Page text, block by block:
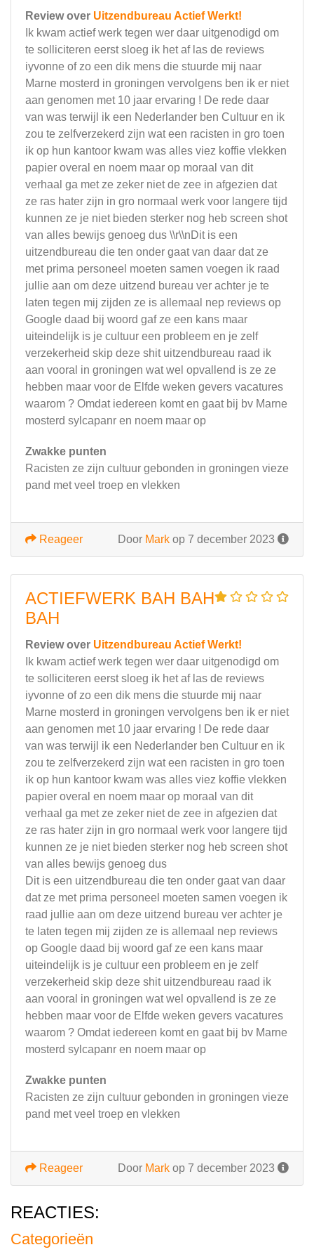
Categorieën
Review over Uitzendbureau Actief Werkt!
Ik kwam actief werk tegen wer daar uitgenodigd om
te solliciteren eerst sloeg ik het af las de reviews
iyvonne of zo een dik mens die stuurde mij naar
Marne mosterd in groningen vervolgens ben ik er niet
aan genomen met 10 jaar ervaring ! De rede daar
van was terwijl ik een Nederlander ben Cultuur en ik
zou te zelfverzekerd zijn wat een racisten in gro toen
ik op hun kantoor kwam was alles viez koffie vlekken
papier overal en noem maar op moraal van dit
verhaal ga met ze zeker niet de zee in afgezien dat
ze ras hater zijn in gro normaal werk voor langere tijd
kunnen ze je niet bieden sterker nog heb screen shot
van alles bewijs genoeg dus \\r\\nDit is een
uitzendbureau die ten onder gaat van daar dat ze
met prima personeel moeten samen voegen ik raad
jullie aan om deze uitzend bureau ver achter je te
laten tegen mij zijden ze is allemaal nep reviews op
Google daad bij woord gaf ze een kans maar
uiteindelijk is je cultuur een probleem en je zelf
verzekerheid skip deze shit uitzendbureau raad ik
aan vooral in groningen wat wel opvallend is ze ze
hebben maar voor de Elfde weken gevers vacatures
waarom ? Omdat iedereen komt en gaat bij bv Marne
mosterd sylcapanr en noem maar op
Zwakke punten
Racisten ze zijn cultuur gebonden in groningen vieze
pand met veel troep en vlekken
Door Mark op 7 december 2023
Reageer
ACTIEFWERK BAH BAH
BAH
Review over Uitzendbureau Actief Werkt!
Ik kwam actief werk tegen wer daar uitgenodigd om
te solliciteren eerst sloeg ik het af las de reviews
iyvonne of zo een dik mens die stuurde mij naar
Marne mosterd in groningen vervolgens ben ik er niet
aan genomen met 10 jaar ervaring ! De rede daar
van was terwijl ik een Nederlander ben Cultuur en ik
zou te zelfverzekerd zijn wat een racisten in gro toen
ik op hun kantoor kwam was alles viez koffie vlekken
papier overal en noem maar op moraal van dit
verhaal ga met ze zeker niet de zee in afgezien dat
ze ras hater zijn in gro normaal werk voor langere tijd
kunnen ze je niet bieden sterker nog heb screen shot
van alles bewijs genoeg dus
Dit is een uitzendbureau die ten onder gaat van daar
dat ze met prima personeel moeten samen voegen ik
raad jullie aan om deze uitzend bureau ver achter je
te laten tegen mij zijden ze is allemaal nep reviews
op Google daad bij woord gaf ze een kans maar
uiteindelijk is je cultuur een probleem en je zelf
verzekerheid skip deze shit uitzendbureau raad ik
aan vooral in groningen wat wel opvallend is ze ze
hebben maar voor de Elfde weken gevers vacatures
waarom ? Omdat iedereen komt en gaat bij bv Marne
mosterd sylcapanr en noem maar op
Zwakke punten
Racisten ze zijn cultuur gebonden in groningen vieze
pand met veel troep en vlekken
Door Mark op 7 december 2023
Reageer
REACTIES: